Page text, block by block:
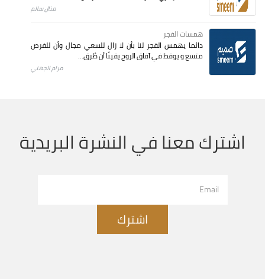
منال سالم
همسات الفجر
دائما يهمس الفجر لنا بأن لا زال للسعي مجال وأن للفرص
متسع و يوقظ في آفاق الروح يقينًا أن طُرق...
مرام الجهني
اشترك معنا في النشرة البريدية
اشترك